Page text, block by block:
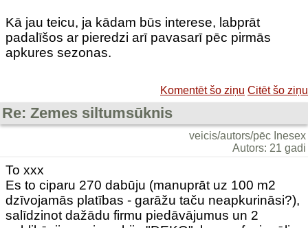
Kā jau teicu, ja kādam būs interese, labprāt
padalīšos ar pieredzi arī pavasarī pēc pirmās
apkures sezonas.
Komentēt šo ziņu Citēt šo ziņu
Re: Zemes siltumsūknis
veicis/autors/pēc Inesex
Autors: 21 gadi
To xxx
Es to ciparu 270 dabūju (manuprāt uz 100 m2
dzīvojamās platības - garāžu taču neapkurināsi?),
salīdzinot dažādu firmu piedāvājumus un 2